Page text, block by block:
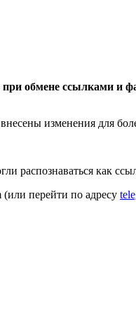
обмене ссылками и
изменения для
распознаваться как
(или перейти по адресу